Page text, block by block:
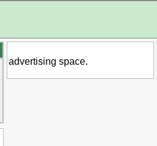
advertising space.